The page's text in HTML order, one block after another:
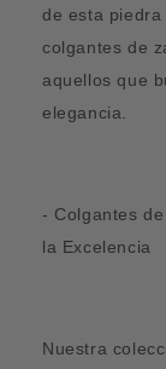
de esta
colgantes de
aquellos que
elegancia.
- Colgantes
la Excelencia
Nuestra